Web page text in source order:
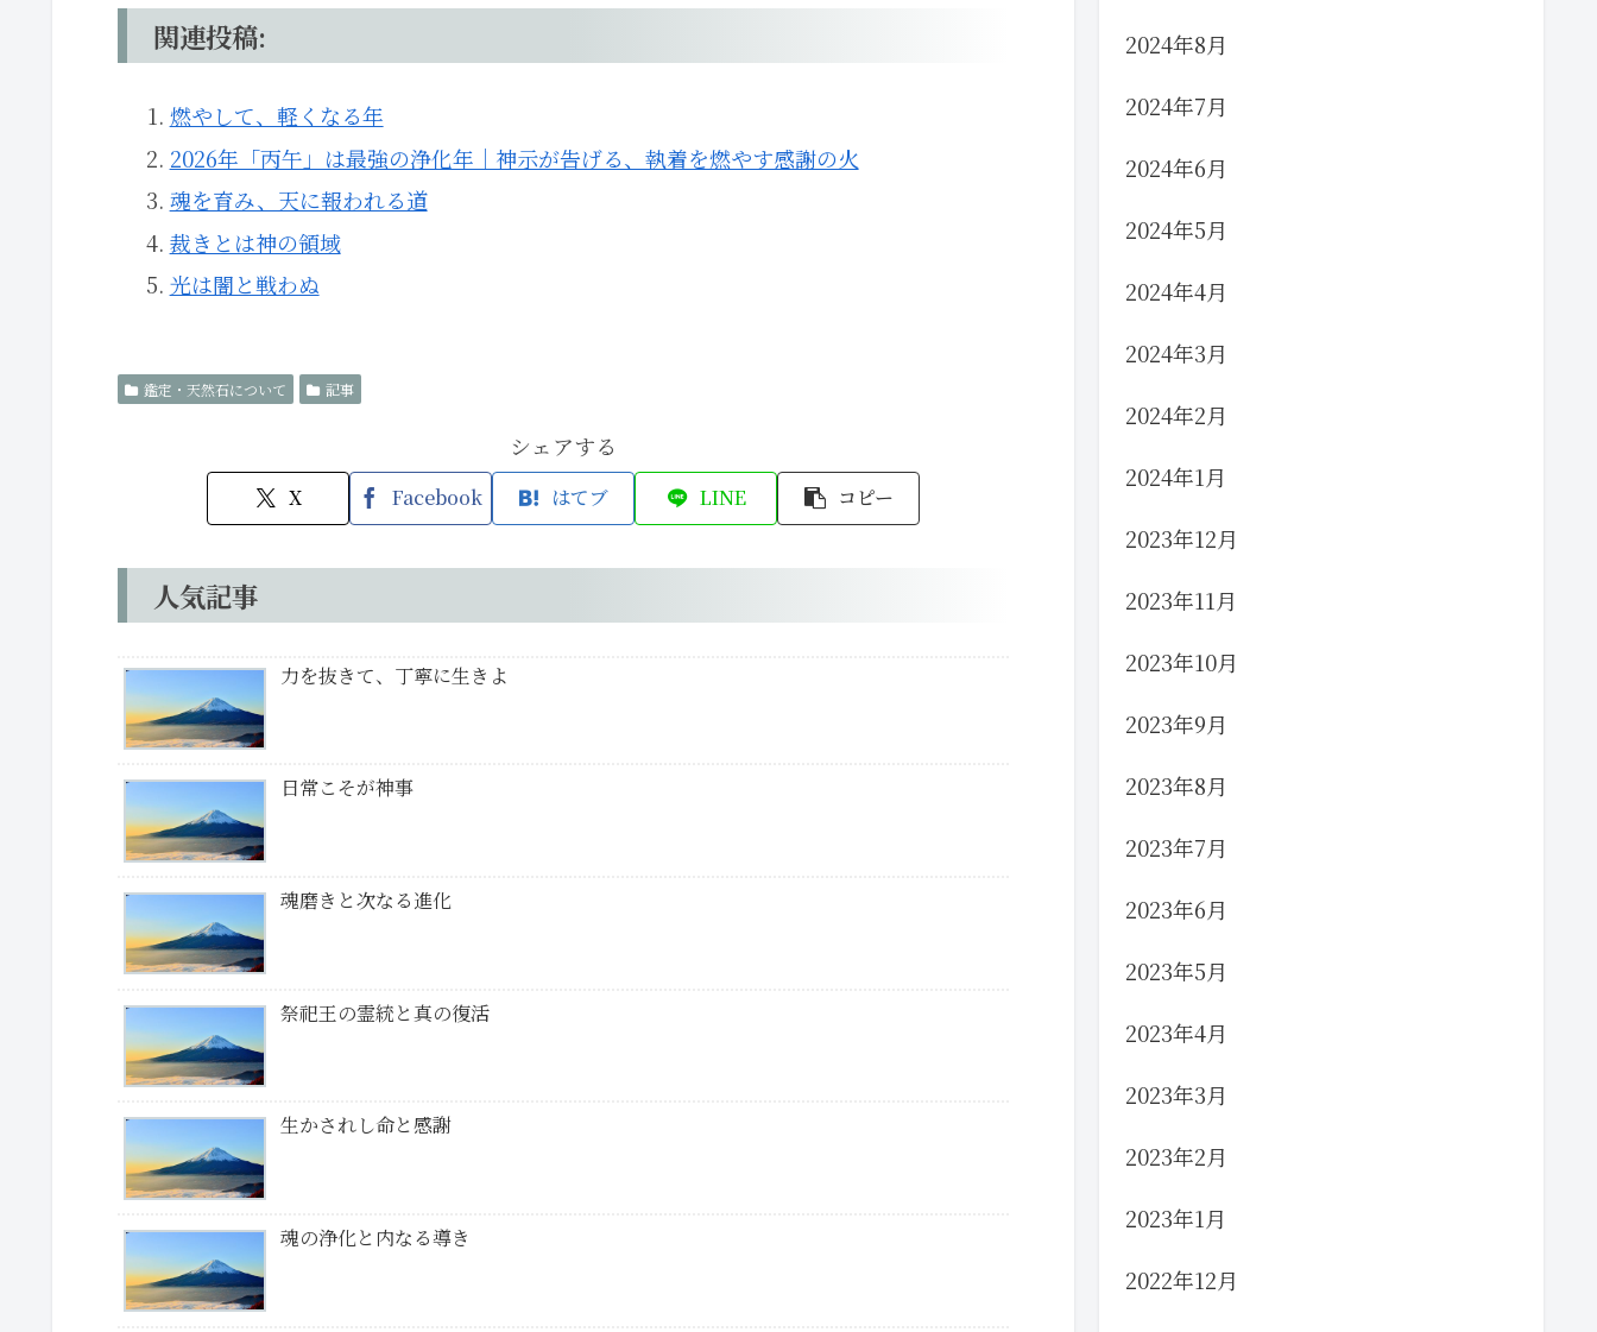
関連投稿:
燃やして、軽くなる年
2026年「丙午」は最強の浄化年｜神示が告げる、執着を燃やす感謝の火
魂を育み、天に報われる道
裁きとは神の領域
光は闇と戦わぬ
鑑定・天然石について 記事
シェアする
X Facebook はてブ LINE コピー
人気記事
力を抜きて、丁寧に生きよ
日常こそが神事
魂磨きと次なる進化
祭祀王の霊統と真の復活
生かされし命と感謝
魂の浄化と内なる導き
2024年8月
2024年7月
2024年6月
2024年5月
2024年4月
2024年3月
2024年2月
2024年1月
2023年12月
2023年11月
2023年10月
2023年9月
2023年8月
2023年7月
2023年6月
2023年5月
2023年4月
2023年3月
2023年2月
2023年1月
2022年12月